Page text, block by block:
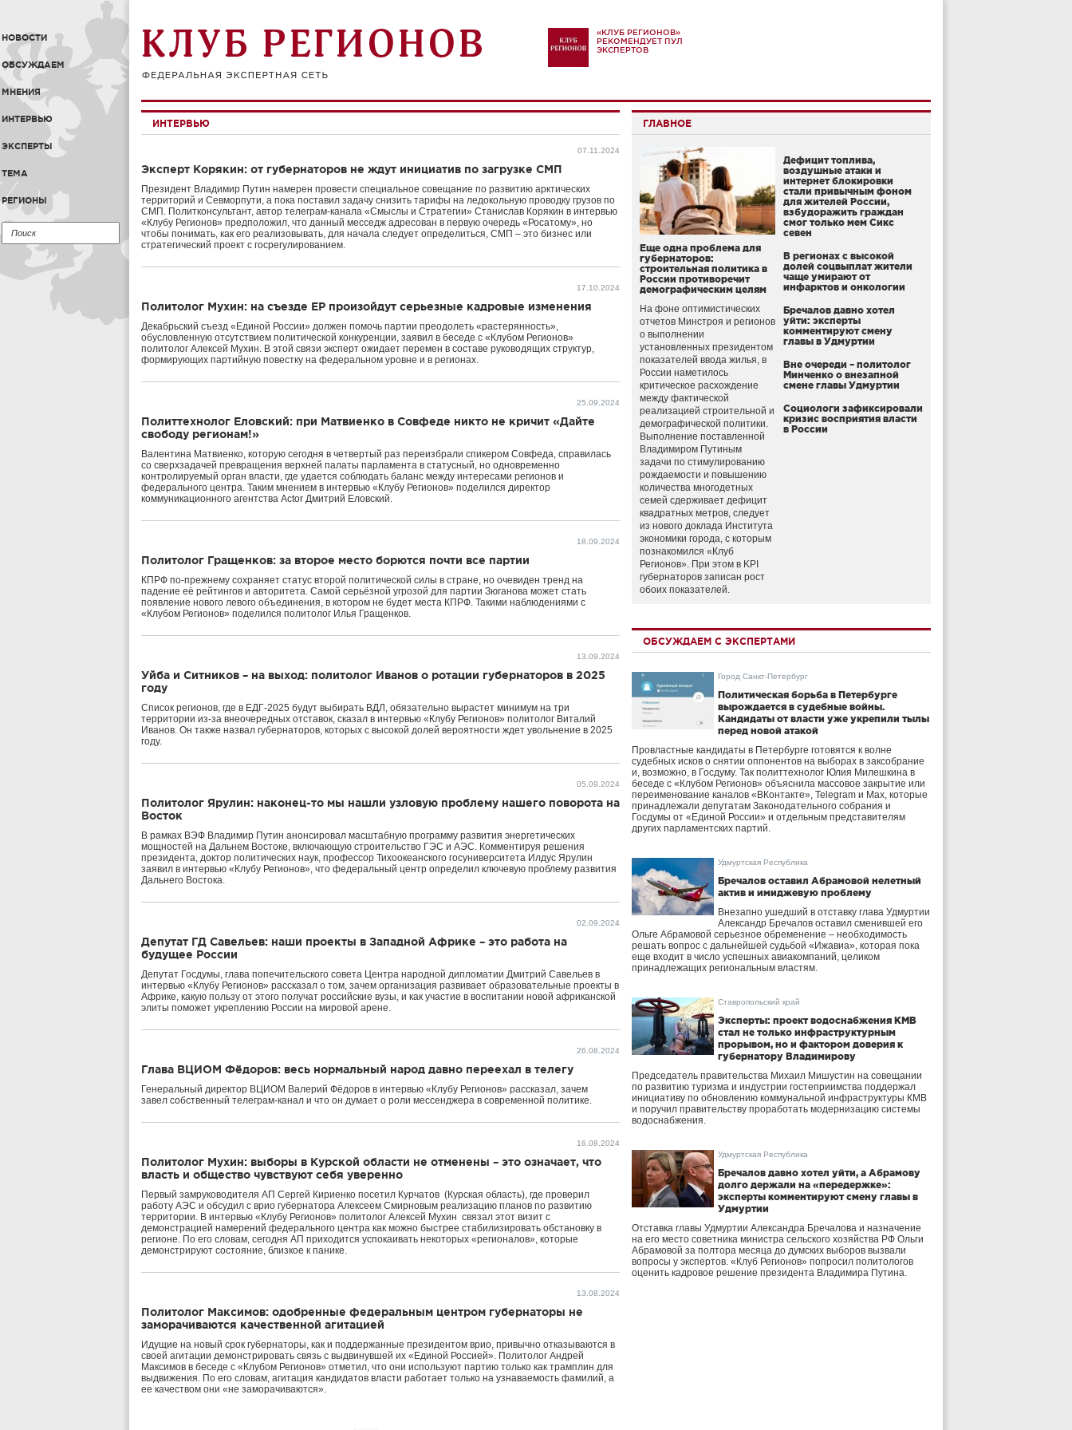
НОВОСТИ
ОБСУЖДАЕМ
МНЕНИЯ
ИНТЕРВЬЮ
ЭКСПЕРТЫ
ТЕМА
РЕГИОНЫ
«КЛУБ РЕГИОНОВ»
РЕКОМЕНДУЕТ ПУЛ
ЭКСПЕРТОВ
ИНТЕРВЬЮ
07.11.2024
Эксперт Корякин: от губернаторов не ждут инициатив по загрузке СМП
Президент Владимир Путин намерен провести специальное совещание по развитию арктических
территорий и Севморпути, а пока поставил задачу снизить тарифы на ледокольную проводку грузов по
СМП. Политконсультант, автор телеграм-канала «Смыслы и Стратегии» Станислав Корякин в интервью
«Клубу Регионов» предположил, что данный месседж адресован в первую очередь «Росатому», но
чтобы понимать, как его реализовывать, для начала следует определиться, СМП – это бизнес или
стратегический проект с госрегулированием.
17.10.2024
Политолог Мухин: на съезде ЕР произойдут серьезные кадровые изменения
Декабрьский съезд «Единой России» должен помочь партии преодолеть «растерянность»,
обусловленную отсутствием политической конкуренции, заявил в беседе с «Клубом Регионов»
политолог Алексей Мухин. В этой связи эксперт ожидает перемен в составе руководящих структур,
формирующих партийную повестку на федеральном уровне и в регионах.
25.09.2024
Политтехнолог Еловский: при Матвиенко в Совфеде никто не кричит «Дайте
свободу регионам!»
Валентина Матвиенко, которую сегодня в четвертый раз переизбрали спикером Совфеда, справилась
со сверхзадачей превращения верхней палаты парламента в статусный, но одновременно
контролируемый орган власти, где удается соблюдать баланс между интересами регионов и
федерального центра. Таким мнением в интервью «Клубу Регионов» поделился директор
коммуникационного агентства Actor Дмитрий Еловский.
18.09.2024
Политолог Гращенков: за второе место борются почти все партии
КПРФ по-прежнему сохраняет статус второй политической силы в стране, но очевиден тренд на
падение её рейтингов и авторитета. Самой серьёзной угрозой для партии Зюганова может стать
появление нового левого объединения, в котором не будет места КПРФ. Такими наблюдениями с
«Клубом Регионов» поделился политолог Илья Гращенков.
13.09.2024
Уйба и Ситников – на выход: политолог Иванов о ротации губернаторов в 2025
году
Список регионов, где в ЕДГ-2025 будут выбирать ВДЛ, обязательно вырастет минимум на три
территории из-за внеочередных отставок, сказал в интервью «Клубу Регионов» политолог Виталий
Иванов. Он также назвал губернаторов, которых с высокой долей вероятности ждет увольнение в 2025
году.
05.09.2024
Политолог Ярулин: наконец-то мы нашли узловую проблему нашего поворота на
Восток
В рамках ВЭФ Владимир Путин анонсировал масштабную программу развития энергетических
мощностей на Дальнем Востоке, включающую строительство ГЭС и АЭС. Комментируя решения
президента, доктор политических наук, профессор Тихоокеанского госуниверситета Илдус Ярулин
заявил в интервью «Клубу Регионов», что федеральный центр определил ключевую проблему развития
Дальнего Востока.
02.09.2024
Депутат ГД Савельев: наши проекты в Западной Африке – это работа на
будущее России
Депутат Госдумы, глава попечительского совета Центра народной дипломатии Дмитрий Савельев в
интервью «Клубу Регионов» рассказал о том, зачем организация развивает образовательные проекты в
Африке, какую пользу от этого получат российские вузы, и как участие в воспитании новой африканской
элиты поможет укреплению России на мировой арене.
26.08.2024
Глава ВЦИОМ Фёдоров: весь нормальный народ давно переехал в телегу
Генеральный директор ВЦИОМ Валерий Фёдоров в интервью «Клубу Регионов» рассказал, зачем
завел собственный телеграм-канал и что он думает о роли мессенджера в современной политике.
16.08.2024
Политолог Мухин: выборы в Курской области не отменены – это означает, что
власть и общество чувствуют себя уверенно
Первый замруководителя АП Сергей Кириенко посетил Курчатов (Курская область), где проверил
работу АЭС и обсудил с врио губернатора Алексеем Смирновым реализацию планов по развитию
территории. В интервью «Клубу Регионов» политолог Алексей Мухин связал этот визит с
демонстрацией намерений федерального центра как можно быстрее стабилизировать обстановку в
регионе. По его словам, сегодня АП приходится успокаивать некоторых «регионалов», которые
демонстрируют состояние, близкое к панике.
13.08.2024
Политолог Максимов: одобренные федеральным центром губернаторы не
заморачиваются качественной агитацией
Идущие на новый срок губернаторы, как и поддержанные президентом врио, привычно отказываются в
своей агитации демонстрировать связь с выдвинувшей их «Единой Россией». Политолог Андрей
Максимов в беседе с «Клубом Регионов» отметил, что они используют партию только как трамплин для
выдвижения. По его словам, агитация кандидатов власти работает только на узнаваемость фамилий, а
ее качеством они «не заморачиваются».
ГЛАВНОЕ
Еще одна проблема для
губернаторов:
строительная политика в
России противоречит
демографическим целям
На фоне оптимистических
отчетов Минстроя и регионов
о выполнении
установленных президентом
показателей ввода жилья, в
России наметилось
критическое расхождение
между фактической
реализацией строительной и
демографической политики.
Выполнение поставленной
Владимиром Путиным
задачи по стимулированию
рождаемости и повышению
количества многодетных
семей сдерживает дефицит
квадратных метров, следует
из нового доклада Института
экономики города, с которым
познакомился «Клуб
Регионов». При этом в KPI
губернаторов записан рост
обоих показателей.
Дефицит топлива,
воздушные атаки и
интернет блокировки
стали привычным фоном
для жителей России,
взбудоражить граждан
смог только мем Сикс
севен
В регионах с высокой
долей соцвыплат жители
чаще умирают от
инфарктов и онкологии
Бречалов давно хотел
уйти: эксперты
комментируют смену
главы в Удмуртии
Вне очереди – политолог
Минченко о внезапной
смене главы Удмуртии
Социологи зафиксировали
кризис восприятия власти
в России
ОБСУЖДАЕМ С ЭКСПЕРТАМИ
Город Санкт-Петербург
Политическая борьба в Петербурге
вырождается в судебные войны.
Кандидаты от власти уже укрепили тылы
перед новой атакой
Провластные кандидаты в Петербурге готовятся к волне
судебных исков о снятии оппонентов на выборах в заксобрание
и, возможно, в Госдуму. Так политтехнолог Юлия Милешкина в
беседе с «Клубом Регионов» объяснила массовое закрытие или
переименование каналов «ВКонтакте», Telegram и Max, которые
принадлежали депутатам Законодательного собрания и
Госдумы от «Единой России» и отдельным представителям
других парламентских партий.
Удмуртская Республика
Бречалов оставил Абрамовой нелетный
актив и имиджевую проблему
Внезапно ушедший в отставку глава Удмуртии
Александр Бречалов оставил сменившей его
Ольге Абрамовой серьезное обременение – необходимость
решать вопрос с дальнейшей судьбой «Ижавиа», которая пока
еще входит в число успешных авиакомпаний, целиком
принадлежащих региональным властям.
Ставропольский край
Эксперты: проект водоснабжения КМВ
стал не только инфраструктурным
прорывом, но и фактором доверия к
губернатору Владимирову
Председатель правительства Михаил Мишустин на совещании
по развитию туризма и индустрии гостеприимства поддержал
инициативу по обновлению коммунальной инфраструктуры КМВ
и поручил правительству проработать модернизацию системы
водоснабжения.
Удмуртская Республика
Бречалов давно хотел уйти, а Абрамову
долго держали на «передержке»:
эксперты комментируют смену главы в
Удмуртии
Отставка главы Удмуртии Александра Бречалова и назначение
на его место советника министра сельского хозяйства РФ Ольги
Абрамовой за полтора месяца до думских выборов вызвали
вопросы у экспертов. «Клуб Регионов» попросил политологов
оценить кадровое решение президента Владимира Путина.